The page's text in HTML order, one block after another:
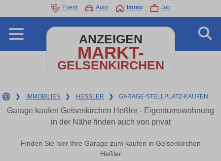
Event Auto Immo Job
ANZEIGEN
MARKT-
GELSENKIRCHEN
❯ IMMOBILIEN ❯ HESSLER ❯ GARAGE-STELLPLATZ-KAUFEN
Garage kaufen Gelsenkirchen Heßler - Eigentumswohnung
in der Nähe finden auch von privat
Finden Sie hier Ihre Garage zum kaufen in Gelsenkirchen
Heßler